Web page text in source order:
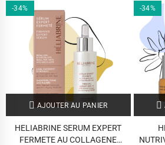
-34%
AJOUTER AU PANIER
HELIABRINE SERUM EXPERT
FERMETE AU COLLAGENE
-34%